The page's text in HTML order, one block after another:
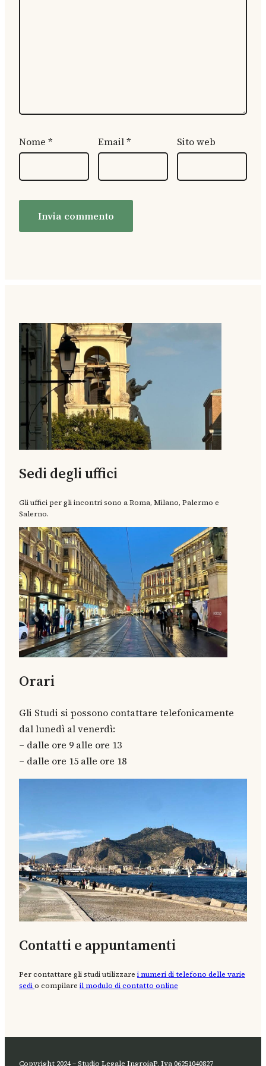
Nome * Email* Sito web
Sedi degli uffici
Gli uffici per gli incontri sono a Roma, Milano, Palermo e
Salerno.
Orari
Gli Studi si possono contattare telefonicamente
dal lunedì al venerdì:
– dalle ore 9 alle ore 13
– dalle ore 15 alle ore 18
Contatti e appuntamenti
Per contattare gli studi utilizzare i numeri di telefono delle varie
sedio compilare il modulo di contatto online
Copyright 2024 – Studio Legale IngroiaP. Iva 06251040827